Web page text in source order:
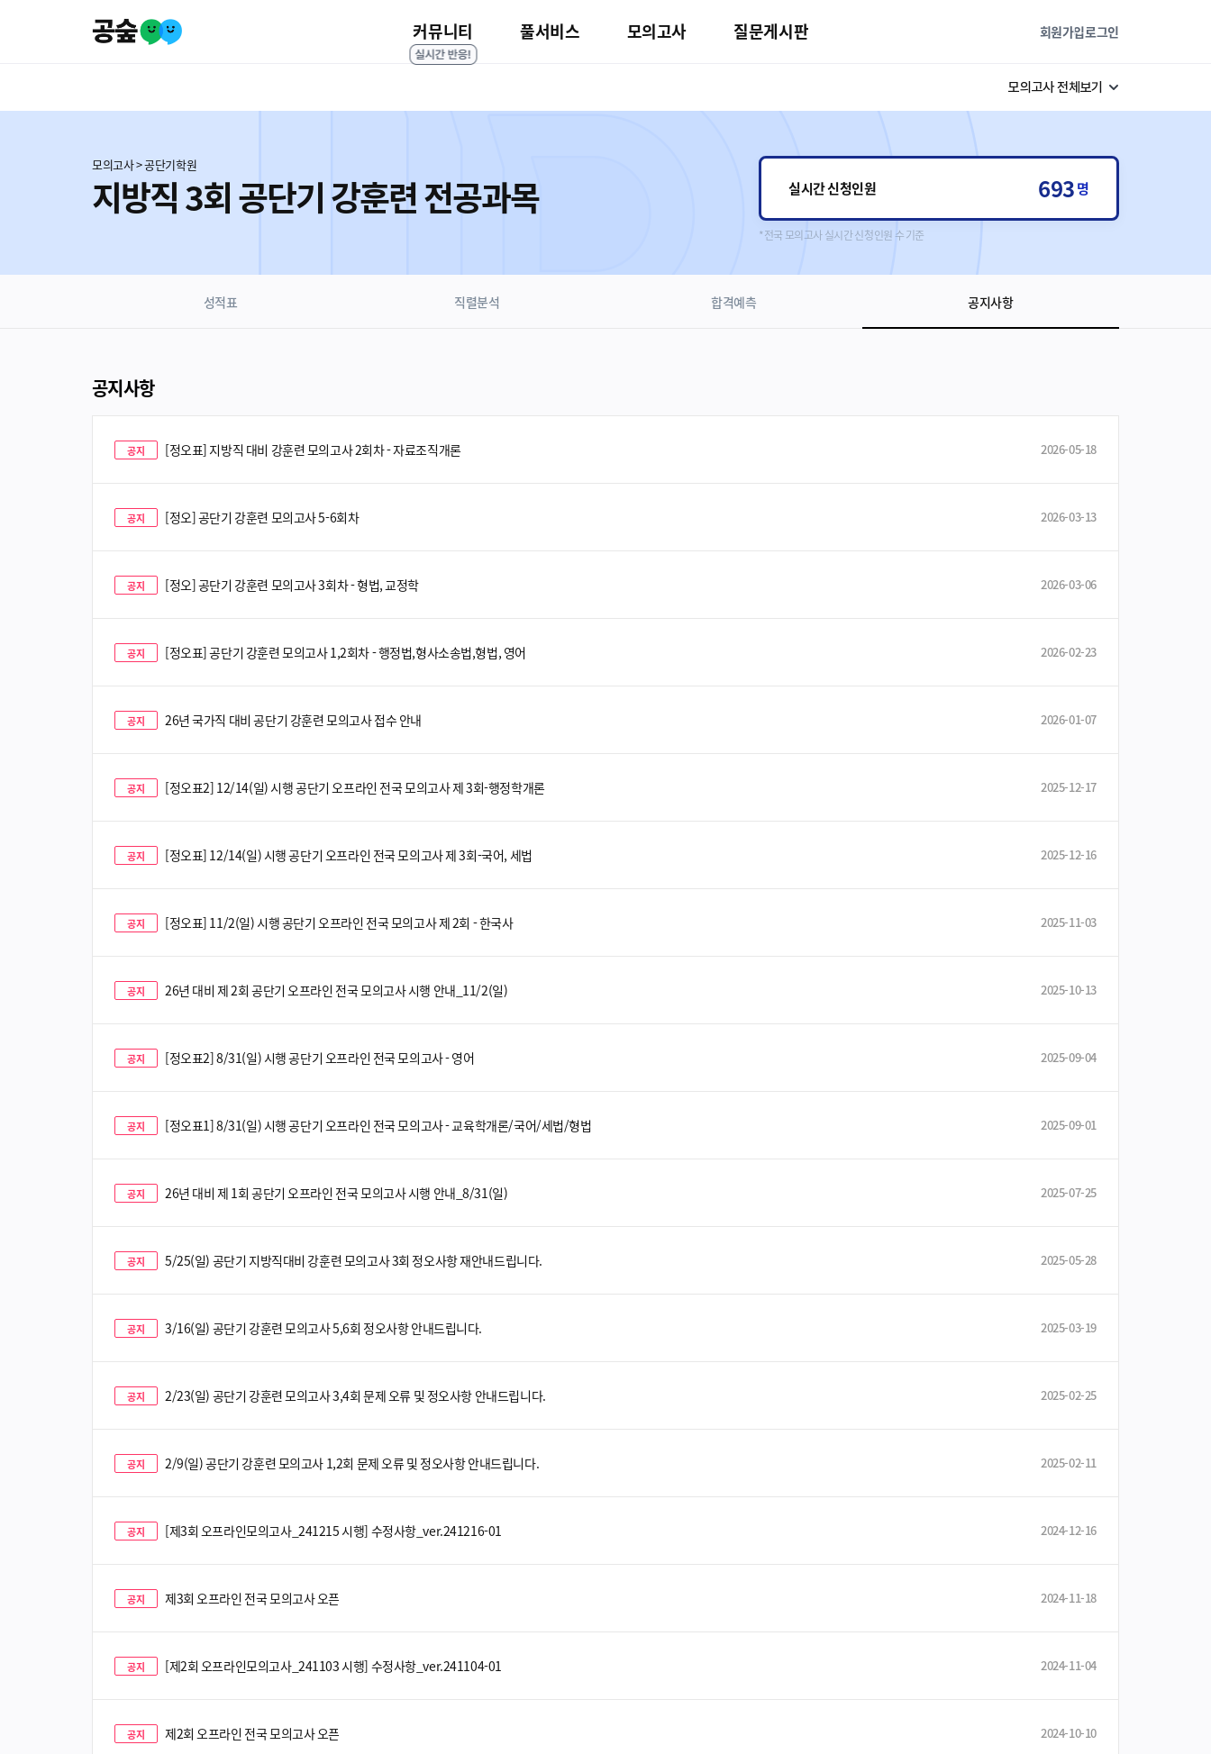
커뮤니티 풀서비스 모의고사 질문게시판 회원가입로그인
모의고사 전체보기
모의고사 > 공단기학원
지방직 3회 공단기 강훈련 전공과목 실시간 신청인원 693명
*전국 모의고사 실시간 신청인원 수 기준
성적표 직렬분석 합격예측 공지사항
공지사항
공지 [정오표] 지방직 대비 강훈련 모의고사 2회차 - 자료조직개론 2026-05-18
공지 [정오] 공단기 강훈련 모의고사 5-6회차 2026-03-13
공지 [정오] 공단기 강훈련 모의고사 3회차 - 형법, 교정학 2026-03-06
공지 [정오표] 공단기 강훈련 모의고사 1,2회차 - 행정법,형사소송법,형법, 영어 2026-02-23
공지 26년 국가직 대비 공단기 강훈련 모의고사 접수 안내 2026-01-07
공지 [정오표2] 12/14(일) 시행 공단기 오프라인 전국 모의고사 제 3회-행정학개론 2025-12-17
공지 [정오표] 12/14(일) 시행 공단기 오프라인 전국 모의고사 제 3회-국어, 세법 2025-12-16
공지 [정오표] 11/2(일) 시행 공단기 오프라인 전국 모의고사 제 2회 - 한국사 2025-11-03
공지 26년 대비 제 2회 공단기 오프라인 전국 모의고사 시행 안내_11/2(일) 2025-10-13
공지 [정오표2] 8/31(일) 시행 공단기 오프라인 전국 모의고사 - 영어 2025-09-04
공지 [정오표1] 8/31(일) 시행 공단기 오프라인 전국 모의고사 - 교육학개론/국어/세법/형법 2025-09-01
공지 26년 대비 제 1회 공단기 오프라인 전국 모의고사 시행 안내_8/31(일) 2025-07-25
공지 5/25(일) 공단기 지방직대비 강훈련 모의고사 3회 정오사항 재안내드립니다. 2025-05-28
공지 3/16(일) 공단기 강훈련 모의고사 5,6회 정오사항 안내드립니다. 2025-03-19
공지 2/23(일) 공단기 강훈련 모의고사 3,4회 문제 오류 및 정오사항 안내드립니다. 2025-02-25
공지 2/9(일) 공단기 강훈련 모의고사 1,2회 문제 오류 및 정오사항 안내드립니다. 2025-02-11
공지 [제3회 오프라인모의고사_241215 시행] 수정사항_ver.241216-01 2024-12-16
공지 제3회 오프라인 전국 모의고사 오픈 2024-11-18
공지 [제2회 오프라인모의고사_241103 시행] 수정사항_ver.241104-01 2024-11-04
공지 제2회 오프라인 전국 모의고사 오픈 2024-10-10